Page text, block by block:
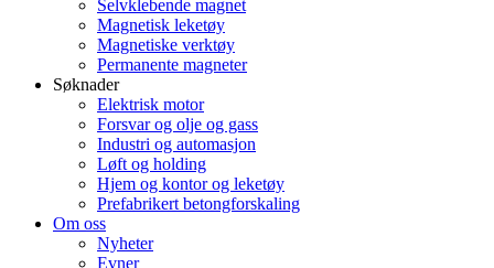
Selvklebende magnet
Magnetisk leketøy
Magnetiske verktøy
Permanente magneter
Søknader
Elektrisk motor
Forsvar og olje og gass
Industri og automasjon
Løft og holding
Hjem og kontor og leketøy
Prefabrikert betongforskaling
Om oss
Nyheter
Evner